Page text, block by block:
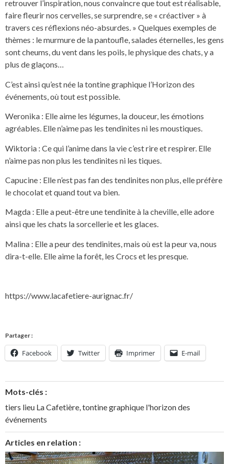
retrouver l’inspiration, nous convaincre que tout est réalisable,
faire fleurir nos cervelles, se surprendre, se « créactiver » à
travers ces réflexions néo-absurdes. » Quelques exemples de
thèmes : le murmure de la pantoufle, salades éternelles, les gens
sont cheums, du vent dans les poils, le physique des chats, y a
plus de glaçons…
C’est ainsi qu’est née la tontine graphique l’Horizon des
événements, où tout est possible.
Weronika : Elle aime les légumes, la douceur, les émotions
agréables. Elle n’aime pas les tendinites ni les moustiques.
Wiktoria : Ce qui l’anime dans la vie c’est rire et respirer. Elle
n’aime pas non plus les tendinites ni les tiques.
Capucine : Elle n’est pas fan des tendinites non plus, elle préfère
le chocolat et quand tout va bien.
Magda : Elle a peut-être une tendinite à la cheville, elle adore
ainsi que les chats la sorcellerie et les glaces.
Malina : Elle a peur des tendinites, mais où est la peur va, nous
dira-t-elle. Elle aime la forêt, les Crocs et les presque.
https://www.lacafetiere-aurignac.fr/
Partager :
Facebook Twitter Imprimer E-mail
Mots-clés :
tiers lieu La Cafetière,tontine graphique l'horizon des
événements
Articles en relation :